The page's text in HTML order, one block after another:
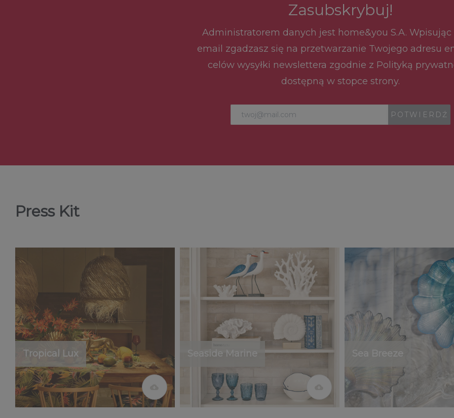
Zasubskrybuj!
Administratorem danych jest home&you S.A. Wpisując
email zgadzasz się na przetwarzanie Twojego adresu
celów wysyłki newslettera zgodnie z Polityką
dostępną w stopce strony.
Press Kit
Tropical Lux Seaside Marine Sea Breeze